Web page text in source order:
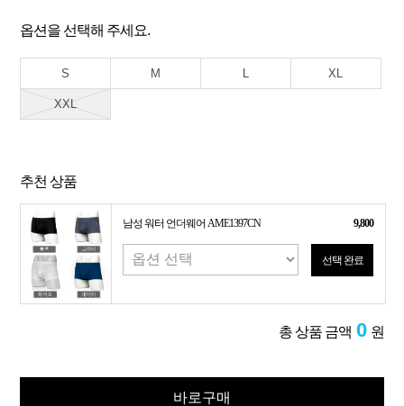
옵션을 선택해 주세요.
S M L XL
XXL
추천 상품
남성 워터 언더웨어 AME1397CN 9,800
선택 완료
총 상품 금액 0 원
바로구매